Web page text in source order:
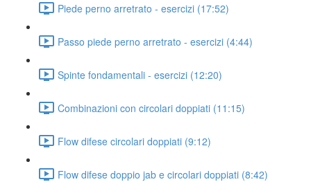
Piede perno arretrato - esercizi (17:52)
Passo piede perno arretrato - esercizi (4:44)
Spinte fondamentali - esercizi (12:20)
Combinazioni con circolari doppiati (11:15)
Flow difese circolari doppiati (9:12)
Flow difese doppio jab e circolari doppiati (8:42)